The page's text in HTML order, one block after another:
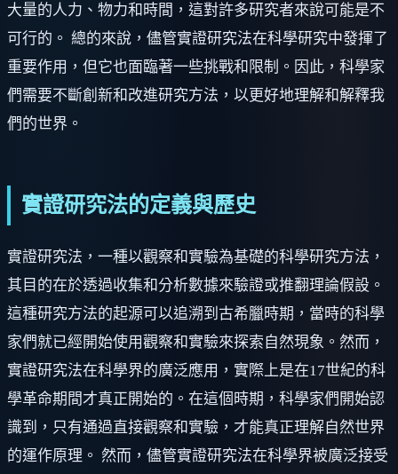
大量的人力、物力和時間，這對許多研究者來說可能是不
可行的。 總的來說，儘管實證研究法在科學研究中發揮了
重要作用，但它也面臨著一些挑戰和限制。因此，科學家
們需要不斷創新和改進研究方法，以更好地理解和解釋我
們的世界。
實證研究法的定義與歷史
實證研究法，一種以觀察和實驗為基礎的科學研究方法，
其目的在於透過收集和分析數據來驗證或推翻理論假設。
這種研究方法的起源可以追溯到古希臘時期，當時的科學
家們就已經開始使用觀察和實驗來探索自然現象。然而，
實證研究法在科學界的廣泛應用，實際上是在17世紀的科
學革命期間才真正開始的。在這個時期，科學家們開始認
識到，只有通過直接觀察和實驗，才能真正理解自然世界
的運作原理。 然而，儘管實證研究法在科學界被廣泛接受